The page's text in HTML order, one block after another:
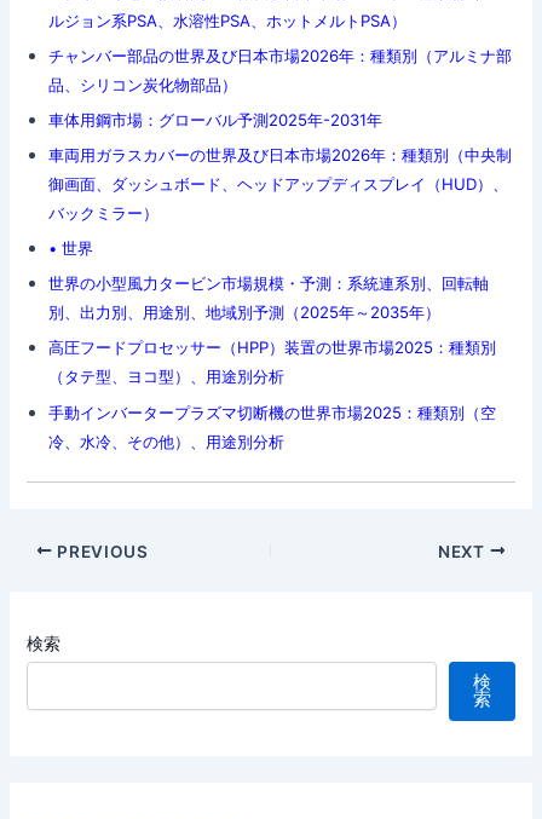
ルジョン系PSA、水溶性PSA、ホットメルトPSA）
チャンバー部品の世界及び日本市場2026年：種類別（アルミナ部
品、シリコン炭化物部品）
車体用鋼市場：グローバル予測2025年-2031年
車両用ガラスカバーの世界及び日本市場2026年：種類別（中央制
御画面、ダッシュボード、ヘッドアップディスプレイ（HUD）、
バックミラー）
• 世界
世界の小型風力タービン市場規模・予測：系統連系別、回転軸
別、出力別、用途別、地域別予測（2025年～2035年）
高圧フードプロセッサー（HPP）装置の世界市場2025：種類別
（タテ型、ヨコ型）、用途別分析
手動インバータープラズマ切断機の世界市場2025：種類別（空
冷、水冷、その他）、用途別分析
Post
PREVIOUS NEXT
検索
検
索